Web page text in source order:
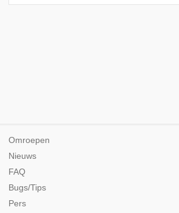
Omroepen
Nieuws
FAQ
Bugs/Tips
Pers